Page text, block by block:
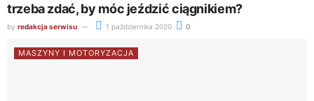
trzeba zdać, by móc jeździć ciągnikiem?
by redakcja serwisu 1 października 2020 0
MASZYNY I MOTORYZACJA